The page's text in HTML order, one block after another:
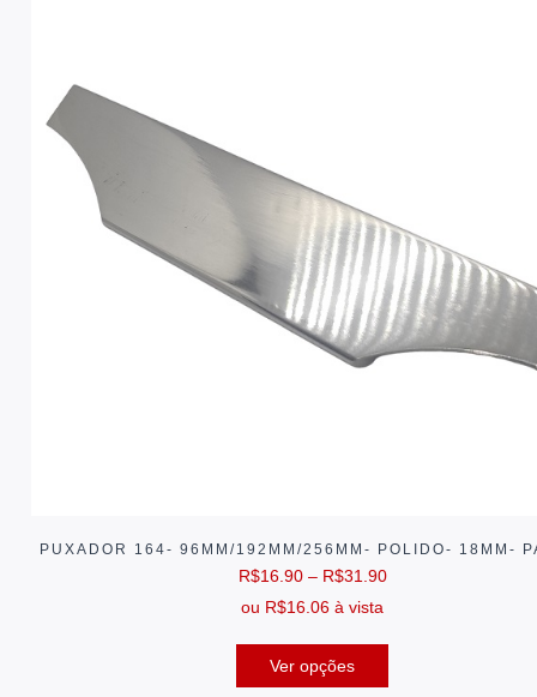
PUXADOR 164- 96MM/192MM/256MM- POLIDO- 18MM-
R$16.90 – R$31.90
ou R$16.06 à vista
Ver opções